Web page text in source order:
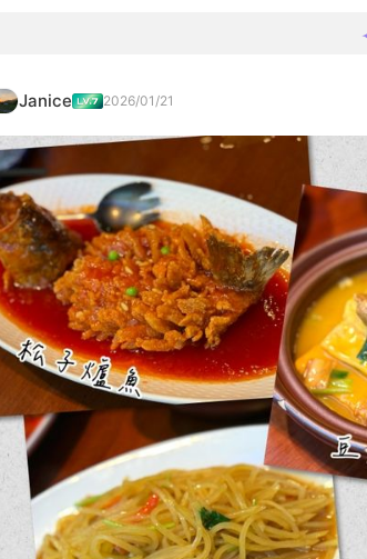
Janice 2026/01/21